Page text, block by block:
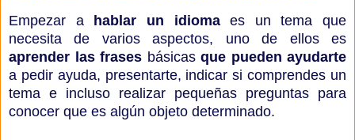
Empezar a hablar un idiomaes un tema que
necesita de varios aspectos, uno de ellos es
aprender las frases básicas que pueden ayudarte
a pedir ayuda, presentarte, indicar si comprendes un
tema e incluso realizar pequeñas preguntas para
conocer que es algún objeto determinado.